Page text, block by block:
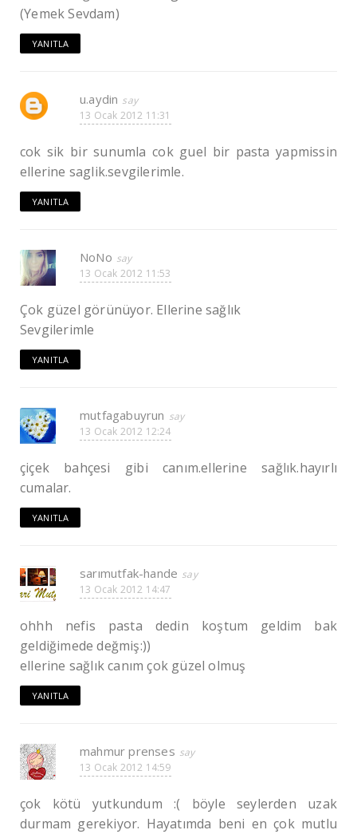
(Yemek Sevdam)
YANITLA
u.aydin
13 Ocak 2012 11:31
cok sik bir sunumla cok guel bir pasta yapmissin
ellerine saglik.sevgilerimle.
YANITLA
NoNo
13 Ocak 2012 11:53
Çok güzel görünüyor. Ellerine sağlık
Sevgilerimle
YANITLA
mutfagabuyrun
13 Ocak 2012 12:24
çiçek bahçesi gibi canım.ellerine sağlık.hayırlı
cumalar.
YANITLA
sarımutfak-hande
13 Ocak 2012 14:47
ohhh nefis pasta dedin koştum geldim bak
geldiğimede değmiş:))
ellerine sağlık canım çok güzel olmuş
YANITLA
mahmur prenses
13 Ocak 2012 14:59
çok kötü yutkundum :( böyle seylerden uzak
durmam gerekiyor. Hayatımda beni en çok mutlu